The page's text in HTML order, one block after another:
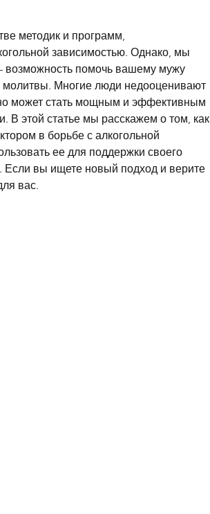
методик и программ,
зависимостью. Однако, мы
возможность помочь вашему мужу
молитвы. Многие люди недооценивают
может стать мощным и эффективным
В этой статье мы расскажем о том, как
в борьбе с алкогольной
ее для поддержки своего
Если вы ищете новый подход и верите
вас.